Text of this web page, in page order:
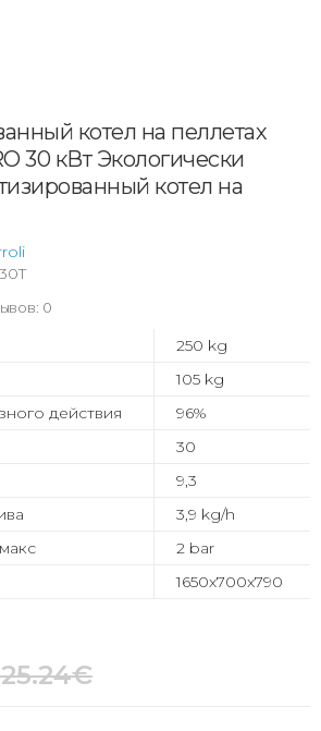
котел на пеллетах
30 кВт Экологически
котел на
0
250 kg
105 kg
действия
96%
30
9,3
3,9 kg/h
2 bar
1650x700x790